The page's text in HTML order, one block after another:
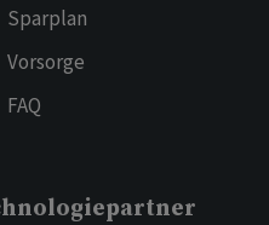
Sparplan
Vorsorge
FAQ